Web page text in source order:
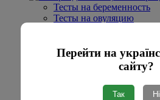
Тесты на беременность
Тесты на овуляцию
Салфетки спиртовые
Перейти на
сайту?
Так Ні